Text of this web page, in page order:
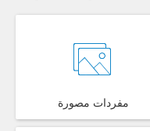
مفردات مصورة